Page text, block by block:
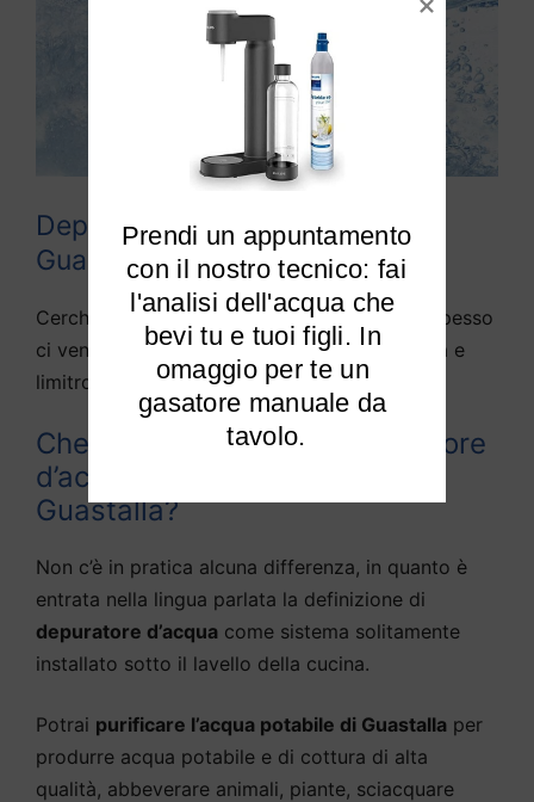
Depuratori acqua domestici
Guastalla
Cerchiamo di rispondere alle domande che spesso
ci vengono fatte da diversi utenti di Guastalla e
limitrofi:
Che differenza c’è tra depuratore
d’acqua e purificato d’acqua a
Guastalla?
Non c’è in pratica alcuna differenza, in quanto è
entrata nella lingua parlata la definizione di
depuratore d’acqua come sistema solitamente
installato sotto il lavello della cucina.
Potrai purificare l’acqua potabile di Guastalla per
produrre acqua potabile e di cottura di alta
qualità, abbeverare animali, piante, sciacquare
Prendi un appuntamento
l'analisi dell'acqua che
bevi tu e tuoi figli. In
omaggio per te un
gasatore manuale da
tavolo.